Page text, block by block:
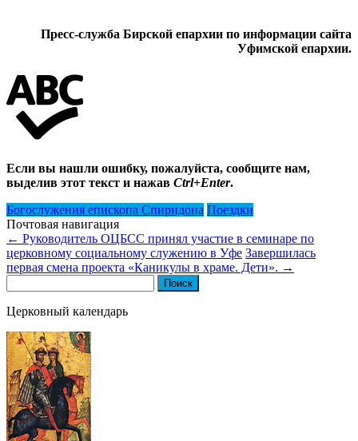
Пресс-служба Бирской епархии по информации сайта
Уфимской епархии.
Если вы нашли ошибку, пожалуйста, сообщите нам,
выделив этот текст и нажав Ctrl+Enter.
Богослужения епископа Спиридона Поездки
Почтовая навигация
← Руководитель ОЦБСС принял участие в семинаре по
церковному социальному служению в Уфе Завершилась
первая смена проекта «Каникулы в храме. Дети». →
Церковный календарь